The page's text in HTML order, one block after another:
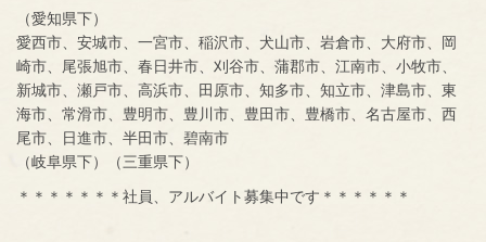
（愛知県下）
愛西市、安城市、一宮市、稲沢市、犬山市、岩倉市、大府市、岡
崎市、尾張旭市、春日井市、刈谷市、蒲郡市、江南市、小牧市、
新城市、瀬戸市、高浜市、田原市、知多市、知立市、津島市、東
海市、常滑市、豊明市、豊川市、豊田市、豊橋市、名古屋市、西
尾市、日進市、半田市、碧南市
（岐阜県下）（三重県下）
＊＊＊＊＊＊＊社員、アルバイト募集中です＊＊＊＊＊＊